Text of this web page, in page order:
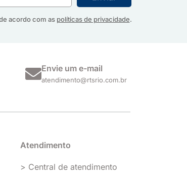
acordo com as políticas de privacidade.
Envie um e-mail
atendimento@rtsrio.com.br
Atendimento
> Central de atendimento